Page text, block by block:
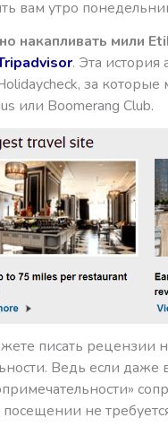
вам утро
накапливать мили
. Эта
за
или Boomerang Club.
писать рецензии
Ведь если даже
не